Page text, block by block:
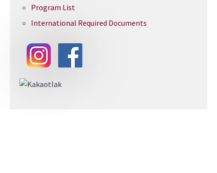
Program List
International Required Documents
Image